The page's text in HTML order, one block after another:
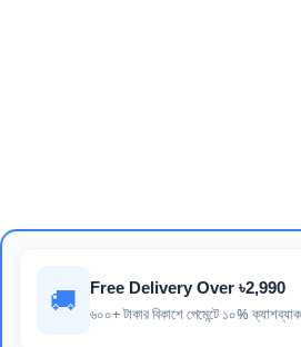
🚚 Free Delivery Over ৳2,990
৬০০+ টাকার বিকাশে পেমেন্টে ১০%